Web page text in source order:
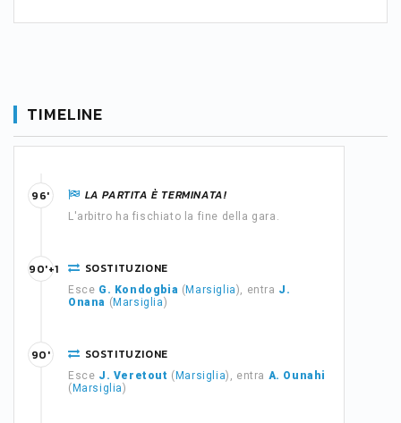
TIMELINE
LA PARTITA È TERMINATA!
L'arbitro ha fischiato la fine della gara.
96'
SOSTITUZIONE
Esce G. Kondogbia ( Marsiglia), entra J.
Onana ( Marsiglia)
90'+1
SOSTITUZIONE
Esce J. Veretout ( Marsiglia), entra A. Ounahi
( Marsiglia)
90'